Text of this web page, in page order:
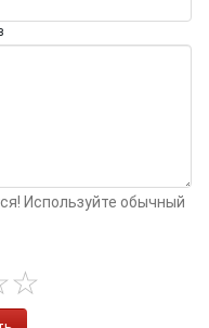
Используйте обычный